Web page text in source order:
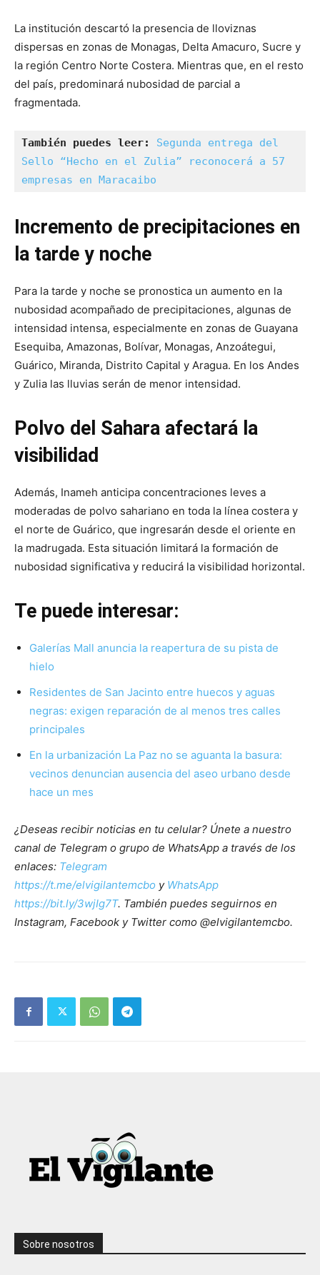
La institución descartó la presencia de lloviznas
dispersas en zonas de Monagas, Delta Amacuro, Sucre y
la región Centro Norte Costera. Mientras que, en el resto
del país, predominará nubosidad de parcial a
fragmentada.
También puedes leer:
Segunda entrega del
Sello “Hecho en el Zulia” reconocerá a 57
empresas en Maracaibo
Incremento de precipitaciones en
la tarde y noche
Para la tarde y noche se pronostica un aumento en la
nubosidad acompañado de precipitaciones, algunas de
intensidad intensa, especialmente en zonas de Guayana
Esequiba, Amazonas, Bolívar, Monagas, Anzoátegui,
Guárico, Miranda, Distrito Capital y Aragua. En los Andes
y Zulia las lluvias serán de menor intensidad.
Polvo del Sahara afectará la
visibilidad
Además, Inameh anticipa concentraciones leves a
moderadas de polvo sahariano en toda la línea costera y
el norte de Guárico, que ingresarán desde el oriente en
la madrugada. Esta situación limitará la formación de
nubosidad significativa y reducirá la visibilidad horizontal.
Te puede interesar:
Galerías Mall anuncia la reapertura de su pista de
hielo
Residentes de San Jacinto entre huecos y aguas
negras: exigen reparación de al menos tres calles
principales
En la urbanización La Paz no se aguanta la basura:
vecinos denuncian ausencia del aseo urbano desde
hace un mes
¿Deseas recibir noticias en tu celular? Únete a nuestro
canal de Telegram o grupo de WhatsApp a través de los
enlaces: Telegram
https://t.me/elvigilantemcbo y WhatsApp
https://bit.ly/3wjIg7T. También puedes seguirnos en
Instagram, Facebook y Twitter como @elvigilantemcbo.
Sobre nosotros